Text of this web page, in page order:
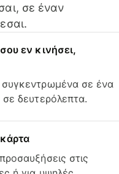
σε έναν
εν κινήσει,
σε ένα
δευτερόλεπτα.
στις